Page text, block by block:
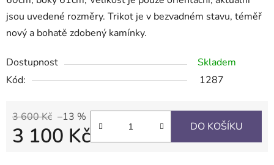
jsou uvedené rozměry. Trikot je v bezvadném stavu, téměř
nový a bohatě zdobený kamínky.
Dostupnost
Skladem
Kód:
1287
3 600 Kč –13 %
3 100 Kč DO KOŠÍKU